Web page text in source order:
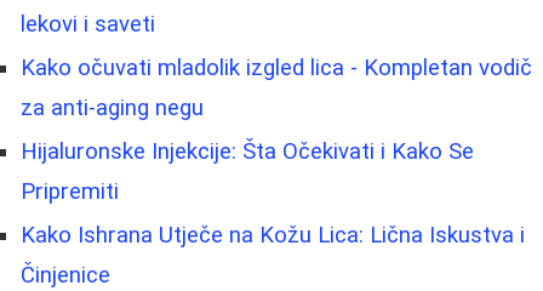
lekovi i saveti
Kako očuvati mladolik izgled lica - Kompletan vodič
za anti-aging negu
Hijaluronske Injekcije: Šta Očekivati i Kako Se
Pripremiti
Kako Ishrana Utječe na Kožu Lica: Lična Iskustva i
Činjenice